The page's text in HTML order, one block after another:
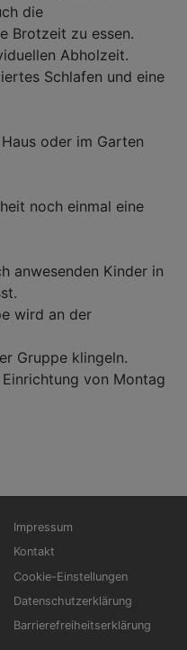
die
Brotzeit zu essen.
Abholzeit.
Schlafen und eine
oder im Garten
noch einmal eine
anwesenden Kinder in
wird an der
Gruppe klingeln.
von Montag
Fußbereichsmenü
Impressum
Kontakt
Cookie-Einstellungen
Datenschutzerklärung
Barrierefreiheitserklärung